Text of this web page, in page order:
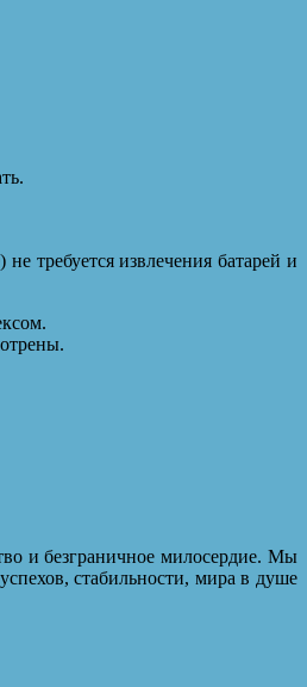
требуется извлечения батарей и
и безграничное милосердие. Мы
стабильности, мира в душе